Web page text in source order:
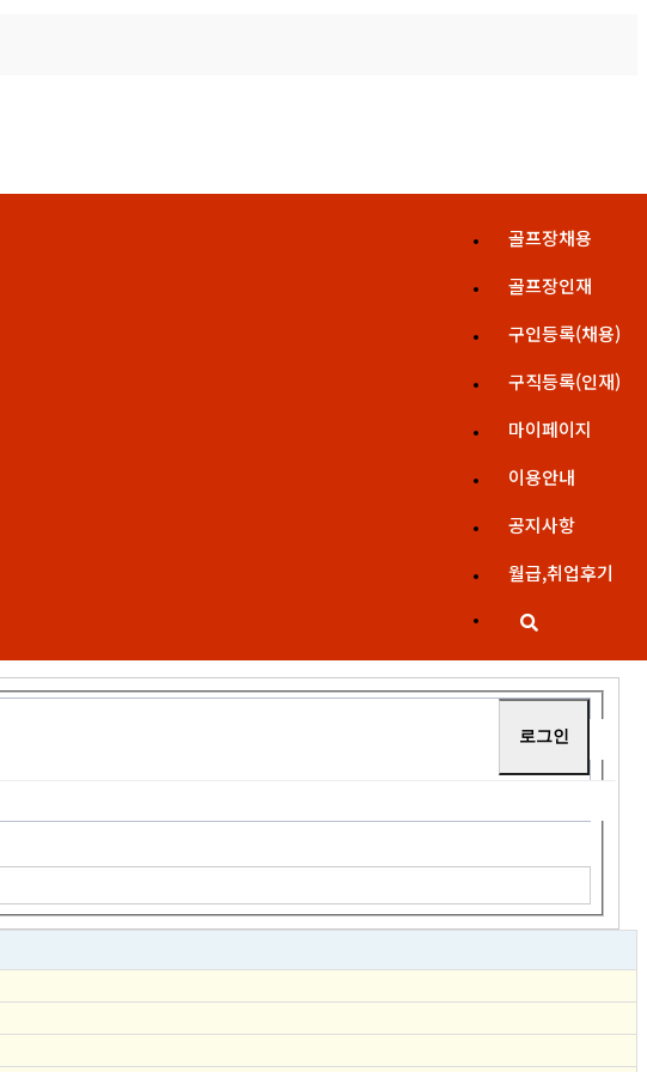
골프장채용
골프장인재
구인등록(채용)
구직등록(인재)
마이페이지
이용안내
공지사항
월급,취업후기